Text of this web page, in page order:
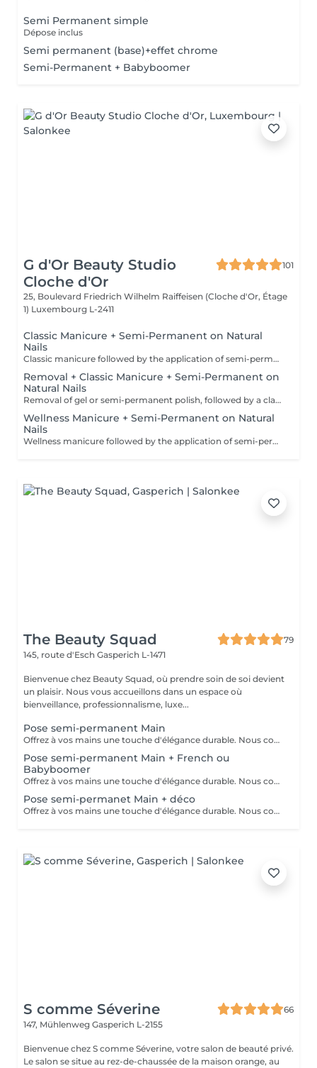
Semi Permanent simple
Dépose inclus
Semi permanent (base)+effet chrome
Semi-Permanent + Babyboomer
G d'Or Beauty Studio
Cloche d'Or
101
25, Boulevard Friedrich Wilhelm Raiffeisen (Cloche d'Or, Étage
1) Luxembourg L-2411
Classic Manicure + Semi-Permanent on Natural
Nails
Classic manicure followed by the application of semi-permanent polish. Ideal for long-lasting colour with a natural finish. Includes removal of classic nail polish but does not include removal of gel or semi-permanent polish.
Removal + Classic Manicure + Semi-Permanent on
Natural Nails
Removal of gel or semi-permanent polish, followed by a classic manicure and application of new semi-permanent polish. Recommended when semi-permanent polish is already present.
Wellness Manicure + Semi-Permanent on Natural
Nails
Wellness manicure followed by the application of semi-permanent polish. Ideal for long-lasting colour with a natural finish. Includes removal of classic nail polish but does not include removal of gel or semi-permanent polish.
The Beauty Squad
79
145, route d'Esch Gasperich L-1471
Bienvenue chez Beauty Squad, où prendre soin de soi devient
un plaisir. Nous vous accueillons dans un espace où
bienveillance, professionnalisme, luxe...
Pose semi-permanent Main
Offrez à vos mains une touche d'élégance durable. Nous commençons par une manucure soignée : mise en forme des ongles, entretien des cuticules et préparation de la surface pour un rendu impeccable. Ensuite, place à la pose de vernis semi-permanent : une application professionnelle qui assure une couleur brillante, uniforme et sans écaillement. Que vous préfériez un look naturel, intemporel ou tendance, vos ongles resteront sublimes et éclatants au quotidien.
Pose semi-permanent Main + French ou
Babyboomer
Offrez à vos mains une touche d'élégance durable. Nous commençons par une manucure soignée : mise en forme des ongles, entretien des cuticules et préparation de la surface pour un rendu impeccable. Ensuite, place à la pose de vernis semi-permanent : une application professionnelle qui assure une couleur brillante, uniforme et sans écaillement. Que vous préfériez un look naturel, intemporel ou tendance, vos ongles resteront sublimes et éclatants au quotidien.
Pose semi-permanet Main + déco
Offrez à vos mains une touche d'élégance durable. Nous commençons par une manucure soignée : mise en forme des ongles, entretien des cuticules et préparation de la surface pour un rendu impeccable. Ensuite, place à la pose de vernis semi-permanent : une application professionnelle qui assure une couleur brillante, uniforme et sans écaillement. Que vous préfériez un look naturel, intemporel ou tendance, vos ongles resteront sublimes et éclatants au quotidien.
S comme Séverine
66
147, Mühlenweg Gasperich L-2155
Bienvenue chez S comme Séverine, votre salon de beauté privé.
Le salon se situe au rez-de-chaussée de la maison orange, au